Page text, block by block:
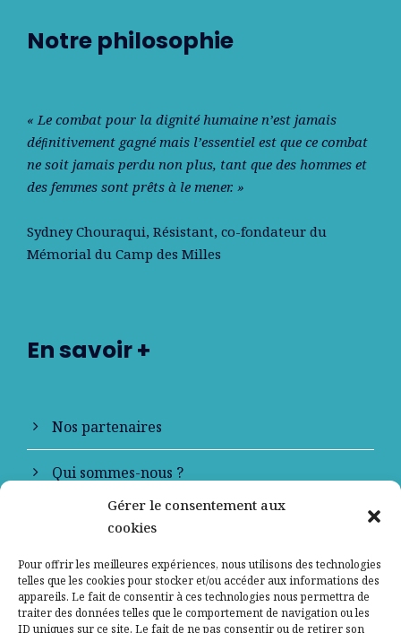
Gérer le consentement aux
cookies
Pour offrir les meilleures expériences, nous utilisons des technologies
telles que les cookies pour stocker et/ou accéder aux informations des
appareils. Le fait de consentir à ces technologies nous permettra de
traiter des données telles que le comportement de navigation ou les
ID uniques sur ce site. Le fait de ne pas consentir ou de retirer son
Notre philosophie
« Le combat pour la dignité humaine n’est jamais
déﬁnitivement gagné mais l’essentiel est que ce combat
ne soit jamais perdu non plus, tant que des hommes et
des femmes sont prêts à le mener. »
Sydney Chouraqui, Résistant, co-fondateur du
Mémorial du Camp des Milles
En savoir +
Nos partenaires
Qui sommes-nous ?
Contactez-nous
Mentions légales
Politique de confidentialité